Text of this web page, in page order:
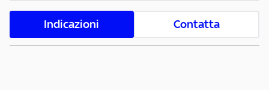
Indicazioni Contatta